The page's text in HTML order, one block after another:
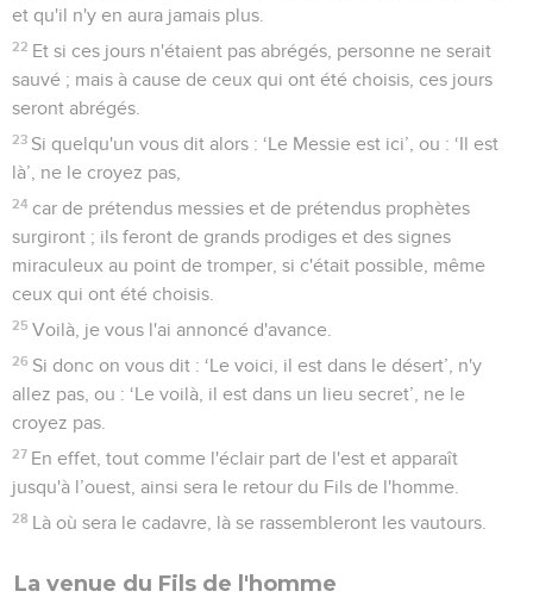
et qu'il n'y en aura jamais plus.
22 Et si ces jours n'étaient pas abrégés, personne ne serait
sauvé ; mais à cause de ceux qui ont été choisis, ces jours
seront abrégés.
23 Si quelqu'un vous dit alors : ‘Le Messie est ici’, ou : ‘Il est
là’, ne le croyez pas,
24 car de prétendus messies et de prétendus prophètes
surgiront ; ils feront de grands prodiges et des signes
miraculeux au point de tromper, si c'était possible, même
ceux qui ont été choisis.
25 Voilà, je vous l'ai annoncé d'avance.
26 Si donc on vous dit : ‘Le voici, il est dans le désert’, n'y
allez pas, ou : ‘Le voilà, il est dans un lieu secret’, ne le
croyez pas.
27 En effet, tout comme l'éclair part de l'est et apparaît
jusqu'à l’ouest, ainsi sera le retour du Fils de l'homme.
28 Là où sera le cadavre, là se rassembleront les vautours.
La venue du Fils de l'homme